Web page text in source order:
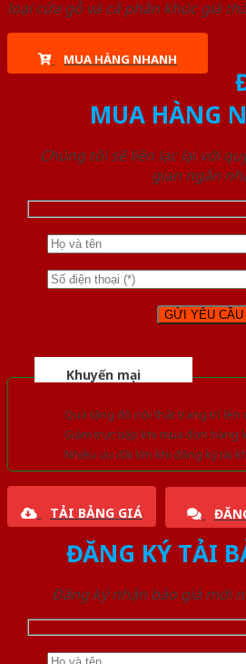
loại cửa gỗ và cả phân khúc giá
MUA HÀNG NHANH
MUA HÀNG
Chúng tôi sẽ liên lạc lại với
gian ngắn
Khuyến mại
Quà tặng đồ nội thất trang trí lên
Giảm trực tiếp khi mua đơn hàng
Nhiều ưu đãi lớn khi đăng ký tài
TẢI BẢNG GIÁ
ĐĂNG KÝ TẢI
Đăng ký nhận báo giá mới